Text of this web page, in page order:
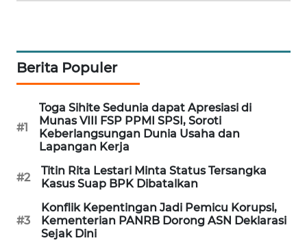
Berita Populer
#1
Toga Sihite Sedunia dapat Apresiasi di
Munas VIII FSP PPMI SPSI, Soroti
Keberlangsungan Dunia Usaha dan
Lapangan Kerja
#2
Titin Rita Lestari Minta Status Tersangka
Kasus Suap BPK Dibatalkan
#3
Konflik Kepentingan Jadi Pemicu Korupsi,
Kementerian PANRB Dorong ASN Deklarasi
Sejak Dini
LAPAK
Wahana
KONSUMEN
LISTRIK
MASYARAKAT
KELISTRIKAN